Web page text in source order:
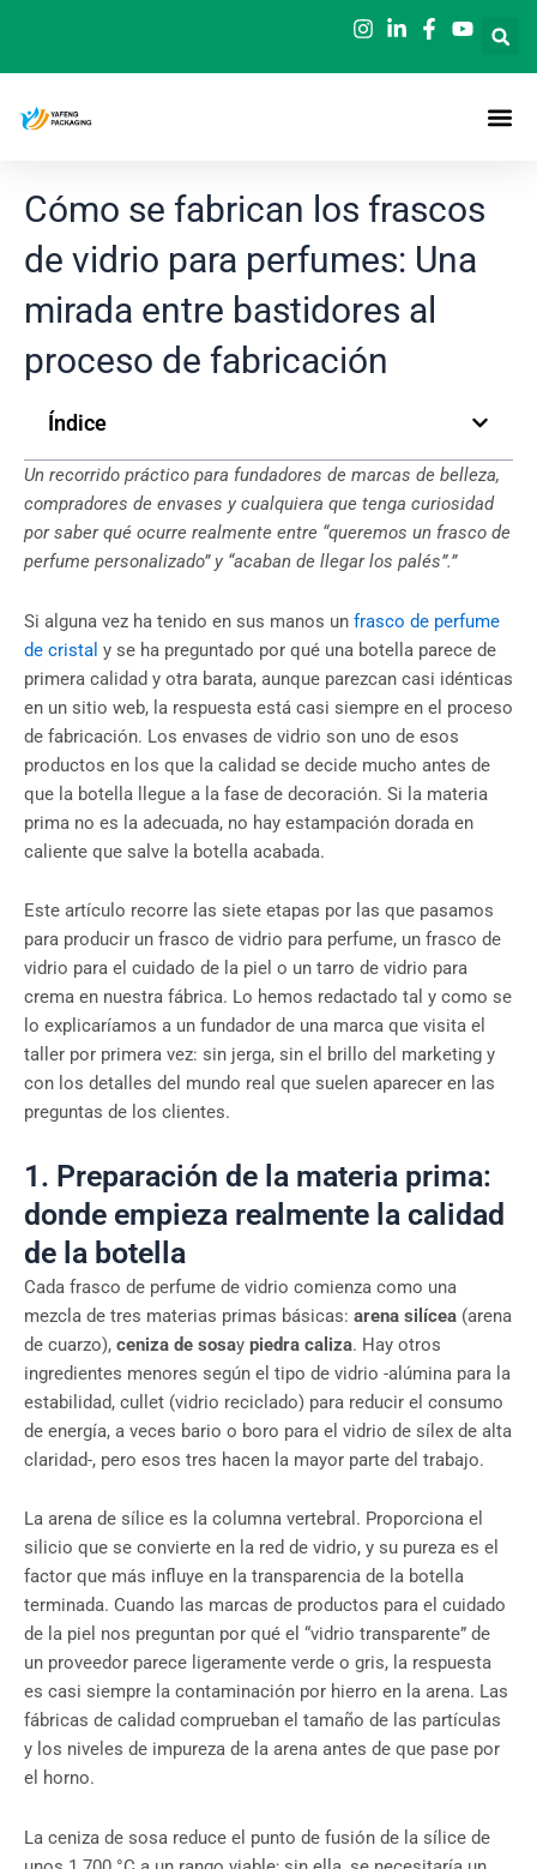
contenido
Cómo se fabrican los frascos
de vidrio para perfumes: Una
mirada entre bastidores al
proceso de fabricación
Índice
Un recorrido práctico para fundadores de marcas de belleza,
compradores de envases y cualquiera que tenga curiosidad
por saber qué ocurre realmente entre “queremos un frasco de
perfume personalizado” y “acaban de llegar los palés”.”
Si alguna vez ha tenido en sus manos un frasco de perfume
de cristal y se ha preguntado por qué una botella parece de
primera calidad y otra barata, aunque parezcan casi idénticas
en un sitio web, la respuesta está casi siempre en el proceso
de fabricación. Los envases de vidrio son uno de esos
productos en los que la calidad se decide mucho antes de
que la botella llegue a la fase de decoración. Si la materia
prima no es la adecuada, no hay estampación dorada en
caliente que salve la botella acabada.
Este artículo recorre las siete etapas por las que pasamos
para producir un frasco de vidrio para perfume, un frasco de
vidrio para el cuidado de la piel o un tarro de vidrio para
crema en nuestra fábrica. Lo hemos redactado tal y como se
lo explicaríamos a un fundador de una marca que visita el
taller por primera vez: sin jerga, sin el brillo del marketing y
con los detalles del mundo real que suelen aparecer en las
preguntas de los clientes.
1. Preparación de la materia prima:
donde empieza realmente la calidad
de la botella
Cada frasco de perfume de vidrio comienza como una
mezcla de tres materias primas básicas: arena silícea (arena
de cuarzo), ceniza de sosay piedra caliza. Hay otros
ingredientes menores según el tipo de vidrio -alúmina para la
estabilidad, cullet (vidrio reciclado) para reducir el consumo
de energía, a veces bario o boro para el vidrio de sílex de alta
claridad-, pero esos tres hacen la mayor parte del trabajo.
La arena de sílice es la columna vertebral. Proporciona el
silicio que se convierte en la red de vidrio, y su pureza es el
factor que más influye en la transparencia de la botella
terminada. Cuando las marcas de productos para el cuidado
de la piel nos preguntan por qué el “vidrio transparente” de
un proveedor parece ligeramente verde o gris, la respuesta
es casi siempre la contaminación por hierro en la arena. Las
fábricas de calidad comprueban el tamaño de las partículas
y los niveles de impureza de la arena antes de que pase por
el horno.
La ceniza de sosa reduce el punto de fusión de la sílice de